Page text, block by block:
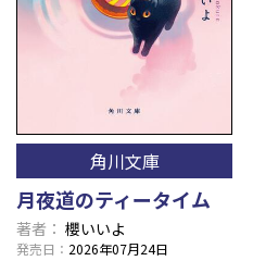
角川文庫
月夜道のティータイム
著者 櫻いいよ
発売日 2026年07月24日